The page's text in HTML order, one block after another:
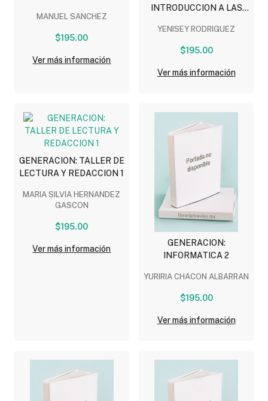
MANUEL SANCHEZ
$195.00
Ver más información
INTRODUCCION A LAS
YENISEY RODRIGUEZ
$195.00
Ver más información
GENERACION: TALLER DE
LECTURA Y REDACCION 1
MARIA SILVIA HERNANDEZ
GASCON
$195.00
Ver más información
GENERACION:
INFORMATICA 2
YURIRIA CHACON ALBARRAN
$195.00
Ver más información